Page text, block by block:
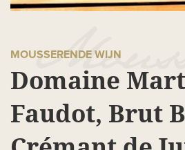
MOUSSERENDE WIJN
Domaine
Faudot, Brut